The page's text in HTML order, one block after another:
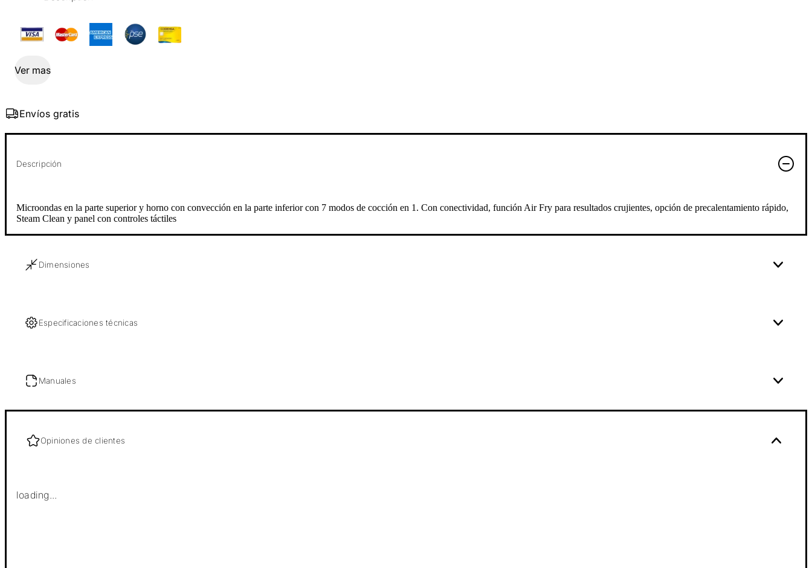
Ver mas
Envíos gratis
Descripción
Microondas en la parte superior y horno con convección en la parte inferior con 7 modos de cocción en 1. Con conectividad, función Air Fry para resultados crujientes, opción de precalentamiento rápido,
Steam Clean y panel con controles táctiles
Dimensiones
Especificaciones técnicas
Manuales
Opiniones de clientes
loading...